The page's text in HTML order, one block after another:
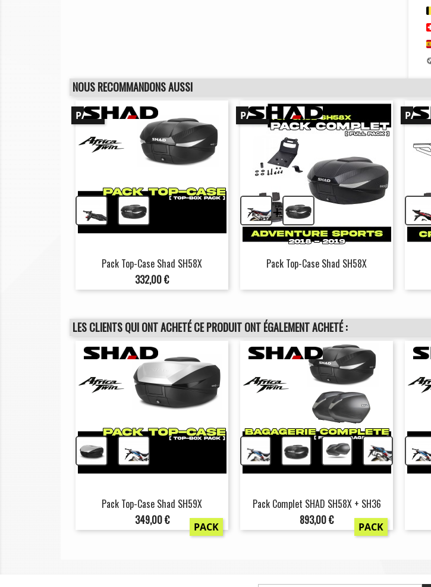
NOUS RECOMMANDONS AUSSI
Pack Top-Case Shad SH58X
Prix
332,00 €
PACK
+
Pack Top-Case Shad SH58X
PACK PACK
LES CLIENTS QUI ONT ACHETÉ CE PRODUIT ONT ÉGALEMENT ACHETÉ :
Pack Top-Case Shad SH59X
Prix
349,00 € PACK
Pack Complet SHAD SH58X + SH36
Prix
893,00 € PACK